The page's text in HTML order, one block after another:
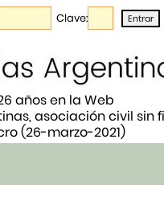
Clave:
años en la Web
asociación civil sin
(26-marzo-2021)